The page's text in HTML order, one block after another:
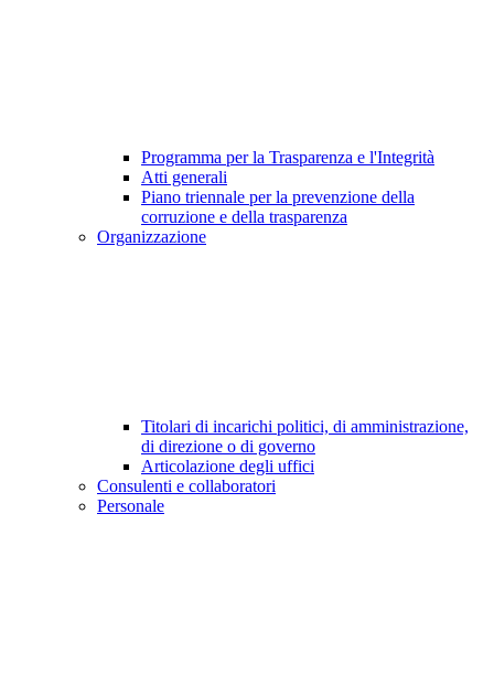
Programma per la Trasparenza e l'Integrità
Atti generali
Piano triennale per la prevenzione della
corruzione e della trasparenza
Organizzazione
Titolari di incarichi politici, di amministrazione,
di direzione o di governo
Articolazione degli uffici
Consulenti e collaboratori
Personale